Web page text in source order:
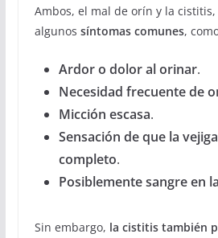
Ambos, el mal de orín y la
algunos síntomas comunes,
Ardor o dolor al orinar.
Necesidad frecuente de
Micción escasa.
Sensación de que la
completo.
Posiblemente sangre en
Sin embargo, la cistitis también